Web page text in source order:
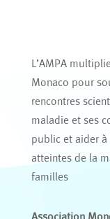
L’AMPA
Monaco pour
rencontres
maladie et ses
public et aider à
atteintes de la
familles